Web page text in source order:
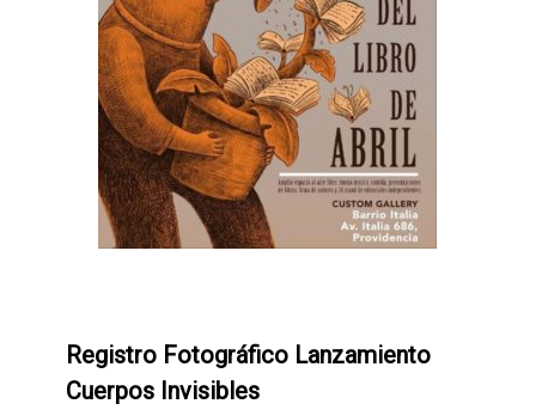
Registro Fotográfico Lanzamiento
Cuerpos Invisibles